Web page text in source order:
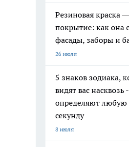
Резиновая краска
покрытие: как она
фасады, заборы и
26 июля
5 знаков зодиака,
видят вас насквозь -
определяют любую
секунду
8 июля